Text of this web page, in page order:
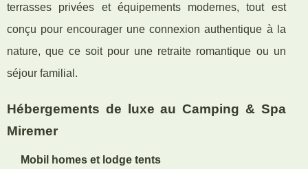
terrasses privées et équipements modernes, tout est
conçu pour encourager une connexion authentique à la
nature, que ce soit pour une retraite romantique ou un
séjour familial.
Hébergements de luxe au Camping & Spa
Miremer
Mobil homes et lodge tents